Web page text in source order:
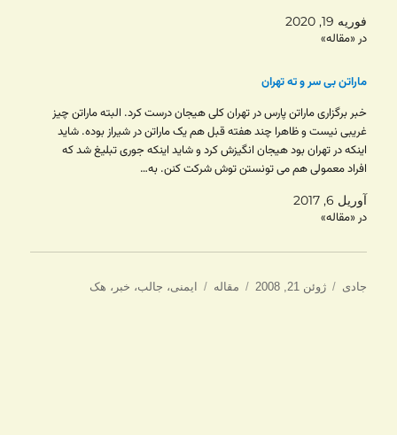
فوریه 19, 2020
در «مقاله»
ماراتن بی سر و ته تهران
خبر برگزاری ماراتن پارس در تهران کلی هیجان درست کرد. البته ماراتن چیز
غریبی نیست و‌ ظاهرا چند هفته قبل هم یک ماراتن در شیراز بوده. شاید
اینکه در تهران بود هیجان انگیزش کرد و شاید اینکه جوری تبلیغ شد که
افراد معمولی هم می تونستن توش شرکت کنن. به…
آوریل 6, 2017
در «مقاله»
نویسنده
جادی
ارسال
ژوئن 21, 2008 دسته‌ها
مقاله برچسب‌ها
ایمنی، جالب، خبر ، هک